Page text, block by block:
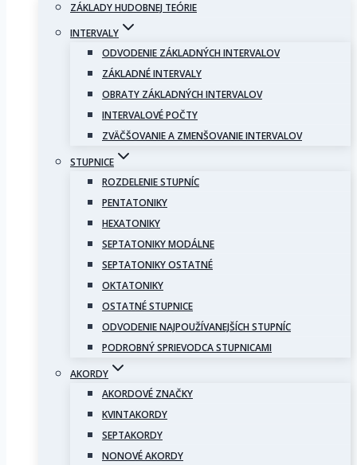
ZÁKLADY HUDOBNEJ TEÓRIE
INTERVALY
ODVODENIE ZÁKLADNÝCH INTERVALOV
ZÁKLADNÉ INTERVALY
OBRATY ZÁKLADNÝCH INTERVALOV
INTERVALOVÉ POČTY
ZVÄČŠOVANIE A ZMENŠOVANIE INTERVALOV
STUPNICE
ROZDELENIE STUPNÍC
PENTATONIKY
HEXATONIKY
SEPTATONIKY MODÁLNE
SEPTATONIKY OSTATNÉ
OKTATONIKY
OSTATNÉ STUPNICE
ODVODENIE NAJPOUŽÍVANEJŠÍCH STUPNÍC
PODROBNÝ SPRIEVODCA STUPNICAMI
AKORDY
AKORDOVÉ ZNAČKY
KVINTAKORDY
SEPTAKORDY
NONOVÉ AKORDY